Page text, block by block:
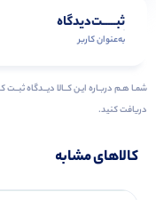
ثبـــــت‌دیدگاه
به‌عنوان کاربر
دریافت کنید.
کالاهای مشابه